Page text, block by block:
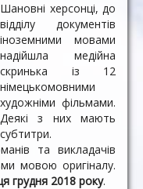
Шановні херсонці, до
відділу документів
іноземними мовами
надійшла медійна
скринька із 12
німецькомовними
художніми фільмами.
Деякі з них мають
субтитри.
та викладачів
мовою оригіналу.
грудня 2018 року.